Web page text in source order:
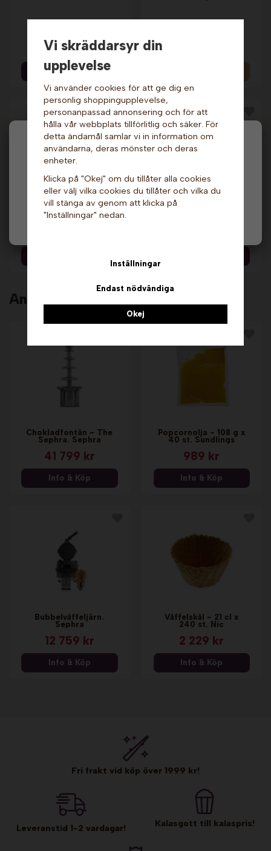
Hej och välkommen till Gottes!
moms) eller företag (exkl. moms) för hur våra priser
ska visas.
Privat
49 kr
Info & Köp
Papperstråg - Mellan
x 10 st.
Papperstråg - Mellan
Andra köpte även
Chokladfontän - The
Sephra. Sephra
41 799 kr
Info & Köp
Popcornolja - 108 g x
40 st. Sundlings
989 kr
Info & Köp
Bubbelvåffeljärn.
Sephra
12 759 kr
Info & Köp
Våffelskål - 21 cl x
240 st. Nic
2 229 kr
Info & Köp
Fri frakt vid köp över 1999 kr!
Leveranstid 1-2 vardagar! Kalasgott till kalaspris!
Vi skräddarsyr din
upplevelse
Vi använder cookies för att ge dig en
personlig shoppingupplevelse,
personanpassad annonsering och för att
hålla vår webbplats tillförlitlig och säker. För
detta ändamål samlar vi in information om
användarna, deras mönster och deras
enheter.
Klicka på "Okej" om du tillåter alla cookies
eller välj vilka cookies du tillåter och vilka du
vill stänga av genom att klicka på
"Inställningar" nedan.
Inställningar
Endast nödvändiga
Okej